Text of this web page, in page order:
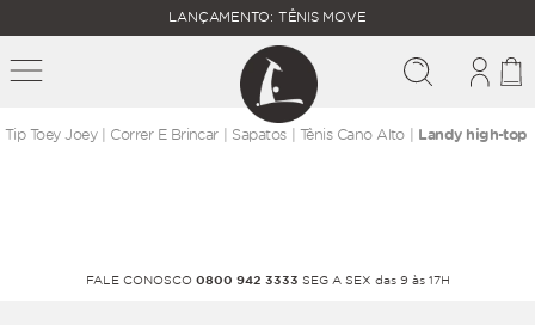
FALTAM
MAIS
R$
400,00
PARA O
FRETE
GRÁTIS
LANÇAMENTO: TÊNIS MOVE
correr e brincar sapatos tênis cano alto Landy high-top
FALE CONOSCO 0800 942 3333 SEG A SEX das 9 às 17H